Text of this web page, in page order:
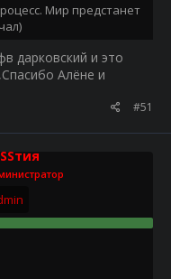
Мир предстанет
дарковский и это
Алёне и
#51